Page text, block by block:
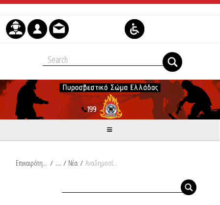
Μετάβαση στο περιεχόμενο
Επικαιρότητα / Νέα / Αναδημοσίευση Δελτίου Τύπου Υπουργείου Κλιματικής Κρίσης και Πολιτικής Προστασίας: Γιάννης Κεφαλογιάννης: «Συνεχής προσοχή και ετοιμότητα όλο το έτος»